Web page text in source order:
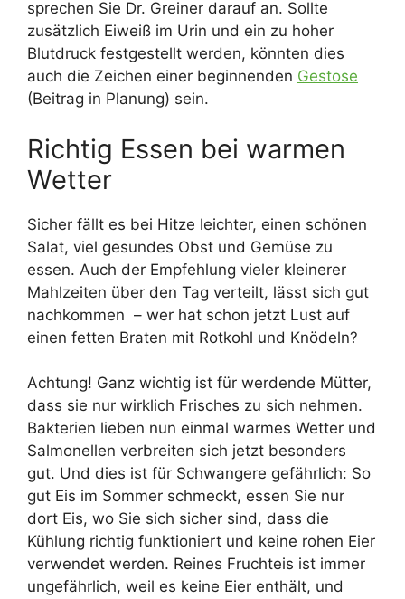
sprechen Sie Dr. Greiner darauf an. Sollte
zusätzlich Eiweiß im Urin und ein zu hoher
Blutdruck festgestellt werden, könnten dies
auch die Zeichen einer beginnenden Gestose
(Beitrag in Planung) sein.
Richtig Essen bei warmen
Wetter
Sicher fällt es bei Hitze leichter, einen schönen
Salat, viel gesundes Obst und Gemüse zu
essen. Auch der Empfehlung vieler kleinerer
Mahlzeiten über den Tag verteilt, lässt sich gut
nachkommen – wer hat schon jetzt Lust auf
einen fetten Braten mit Rotkohl und Knödeln?
Achtung! Ganz wichtig ist für werdende Mütter,
dass sie nur wirklich Frisches zu sich nehmen.
Bakterien lieben nun einmal warmes Wetter und
Salmonellen verbreiten sich jetzt besonders
gut. Und dies ist für Schwangere gefährlich: So
gut Eis im Sommer schmeckt, essen Sie nur
dort Eis, wo Sie sich sicher sind, dass die
Kühlung richtig funktioniert und keine rohen Eier
verwendet werden. Reines Fruchteis ist immer
ungefährlich, weil es keine Eier enthält, und